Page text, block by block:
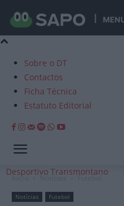
Sobre o DT
Contactos
Ficha Técnica
Estatuto Editorial
Desportivo Transmontano
Início Notícias Futebol
Notícias Futebol